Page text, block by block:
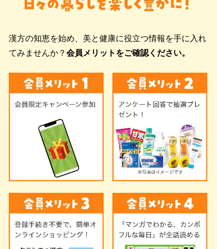
漢方の知恵を始め、美と健康に役立つ情報を手に入れ
てみませんか？ 会員メリットをご確認ください。